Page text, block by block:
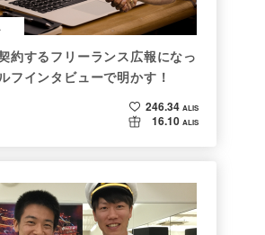
約するフリーランス広報になっ
フインタビューで明かす！
246.34 ALIS
16.10 ALIS